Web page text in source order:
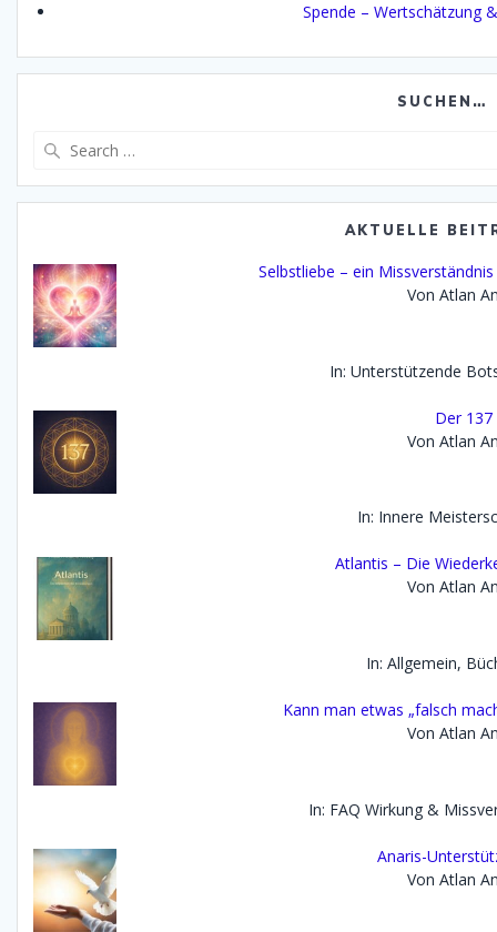
Spende – Wertschätzung
SUCHEN…
AKTUELLE
Selbstliebe – ein
Von Atlan
In: Unterstützende
Der 137
Von Atlan
In: Innere
Atlantis – Die
Von Atlan
In: Allgemein,
Kann man etwas „falsch
Von Atlan
In: FAQ Wirkung &
Anaris-
Von Atlan